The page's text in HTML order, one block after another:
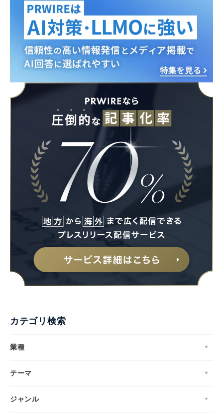
カテゴリ検索
業種
テーマ
ジャンル